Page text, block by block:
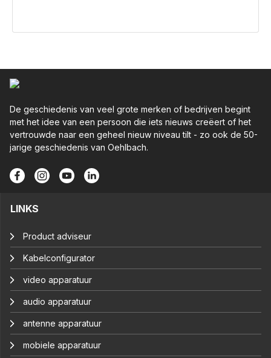
De geschiedenis van veel grote merken of bedrijven begint
met het idee van een persoon die iets nieuws creëert of het
vertrouwde naar een geheel nieuw niveau tilt - zo ook de 50-
jarige geschiedenis van Oehlbach.
LINKS
Product adviseur
Kabelconfigurator
video apparatuur
audio apparatuur
antenne apparatuur
mobiele apparatuur